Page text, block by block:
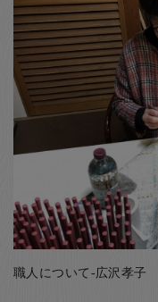
職人について-広沢孝子